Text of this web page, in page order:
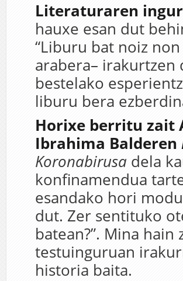
Literaturaren
hauxe esan dut
“Liburu bat noiz
arabera–
bestelako
liburu bera
Horixe berritu zait
Ibrahima Balderen
Koronabirusa dela
konfinamendua
esandako hori
dut. Zer sentituko
batean?”. Mina hain
testuinguruan
historia baita.